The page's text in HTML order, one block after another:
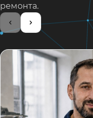
ремонта.